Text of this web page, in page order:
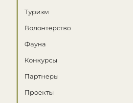
Туризм
Волонтерство
Фауна
Конкурсы
Партнеры
Проекты